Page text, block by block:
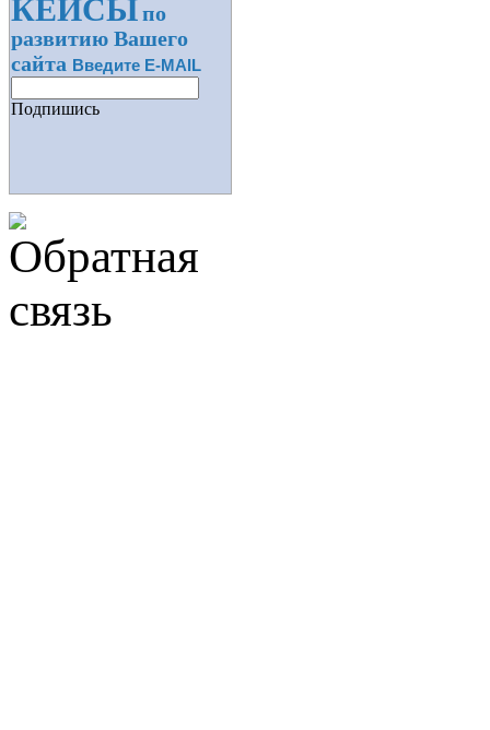
КЕЙСЫпо
развитию Вашего
сайта Введите E-MAIL
Подпишись